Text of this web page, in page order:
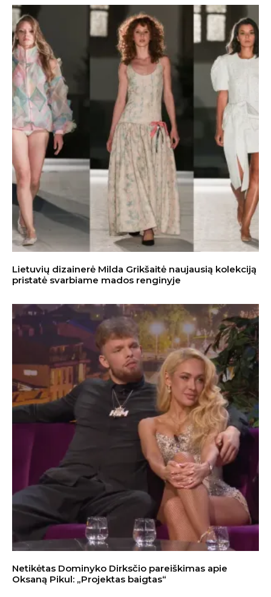
Lietuvių dizainerė Milda Grikšaitė naujausią kolekciją
pristatė svarbiame mados renginyje
Netikėtas Dominyko Dirksčio pareiškimas apie
Oksaną Pikul: „Projektas baigtas“